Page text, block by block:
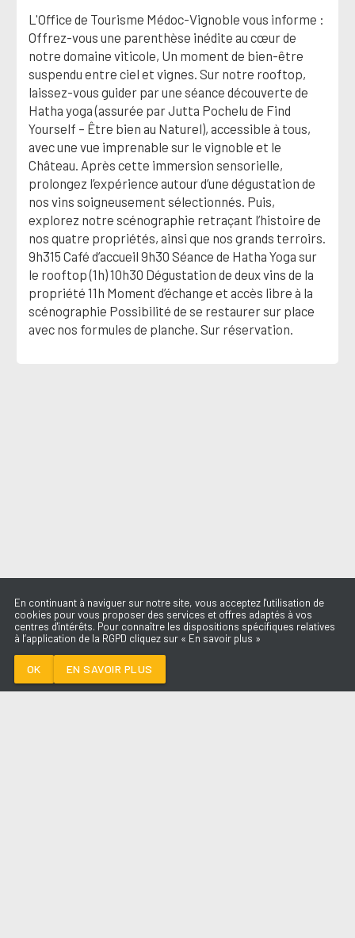
L'Office de Tourisme Médoc-Vignoble vous informe :
Offrez-vous une parenthèse inédite au cœur de
notre domaine viticole, Un moment de bien-être
suspendu entre ciel et vignes. Sur notre rooftop,
laissez-vous guider par une séance découverte de
Hatha yoga (assurée par Jutta Pochelu de Find
Yourself – Être bien au Naturel), accessible à tous,
avec une vue imprenable sur le vignoble et le
Château. Après cette immersion sensorielle,
prolongez l’expérience autour d’une dégustation de
nos vins soigneusement sélectionnés. Puis,
explorez notre scénographie retraçant l’histoire de
nos quatre propriétés, ainsi que nos grands terroirs.
9h315 Café d’accueil 9h30 Séance de Hatha Yoga sur
le rooftop (1h) 10h30 Dégustation de deux vins de la
propriété 11h Moment d’échange et accès libre à la
scénographie Possibilité de se restaurer sur place
avec nos formules de planche. Sur réservation.
En continuant à naviguer sur notre site, vous acceptez l'utilisation de
cookies pour vous proposer des services et offres adaptés à vos
centres d'intérêts. Pour connaître les dispositions spécifiques relatives
à l’application de la RGPD cliquez sur « En savoir plus »
OK EN SAVOIR PLUS